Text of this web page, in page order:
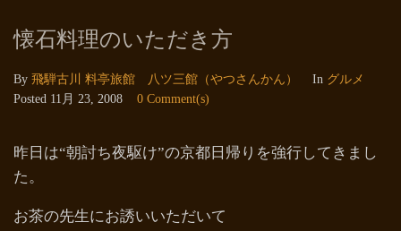
懐石料理のいただき方
By 飛騨古川 料亭旅館 八ツ三館（やつさんかん） In グルメ
Posted 11月 23, 2008 0 Comment(s)
昨日は“朝討ち夜駆け”の京都日帰りを強行してきまし
た。
お茶の先生にお誘いいただいて